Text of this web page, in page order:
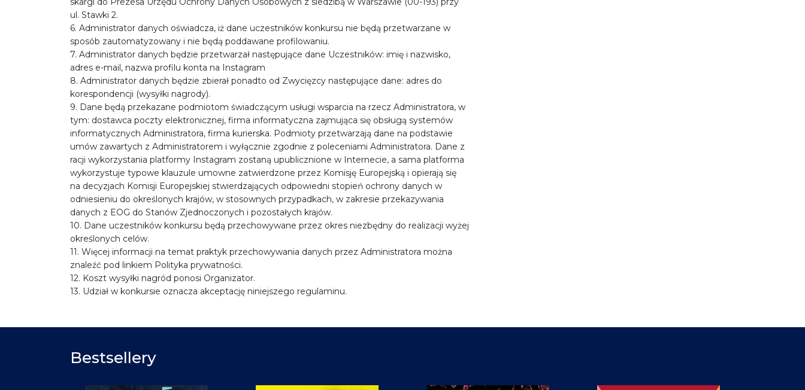
ul. Stawki 2.
6. Administrator danych oświadcza, iż dane uczestników konkursu nie będą przetwarzane w
sposób zautomatyzowany i nie będą poddawane profilowaniu.
7. Administrator danych będzie przetwarzał następujące dane Uczestników: imię i nazwisko,
adres e-mail, nazwa profilu konta na Instagram
8. Administrator danych będzie zbierał ponadto od Zwycięzcy następujące dane: adres do
korespondencji (wysyłki nagrody).
9. Dane będą przekazane podmiotom świadczącym usługi wsparcia na rzecz Administratora, w
tym: dostawca poczty elektronicznej, firma informatyczna zajmująca się obsługą systemów
informatycznych Administratora, firma kurierska. Podmioty przetwarzają dane na podstawie
umów zawartych z Administratorem i wyłącznie zgodnie z poleceniami Administratora. Dane z
racji wykorzystania platformy Instagram zostaną upublicznione w Internecie, a sama platforma
wykorzystuje typowe klauzule umowne zatwierdzone przez Komisję Europejską i opierają się
na decyzjach Komisji Europejskiej stwierdzających odpowiedni stopień ochrony danych w
odniesieniu do określonych krajów, w stosownych przypadkach, w zakresie przekazywania
danych z EOG do Stanów Zjednoczonych i pozostałych krajów.
10. Dane uczestników konkursu będą przechowywane przez okres niezbędny do realizacji wyżej
określonych celów.
11. Więcej informacji na temat praktyk przechowywania danych przez Administratora można
znaleźć pod linkiem Polityka prywatności.
12. Koszt wysyłki nagród ponosi Organizator.
13. Udział w konkursie oznacza akceptację niniejszego regulaminu.
Bestsellery